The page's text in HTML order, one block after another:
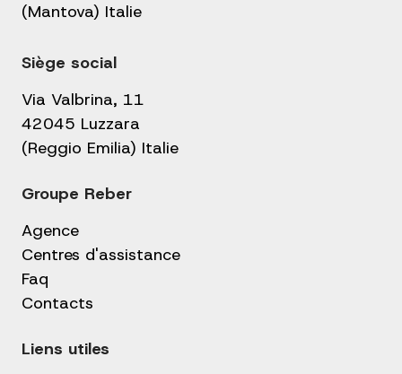
(Mantova) Italie
Siège social
Via Valbrina, 11
42045 Luzzara
(Reggio Emilia) Italie
Groupe Reber
Agence
Centres d'assistance
Faq
Contacts
Liens utiles